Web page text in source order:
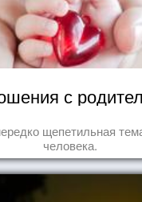
с
щепетильная
человека.